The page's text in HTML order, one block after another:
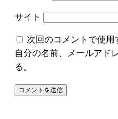
サイト
次回のコメントで使
自分の名前、メールアド
る。